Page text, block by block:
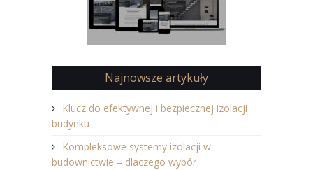
Najnowsze artykuły
Klucz do efektywnej i bezpiecznej izolacji
budynku
Kompleksowe systemy izolacji w
budownictwie – dlaczego wybór